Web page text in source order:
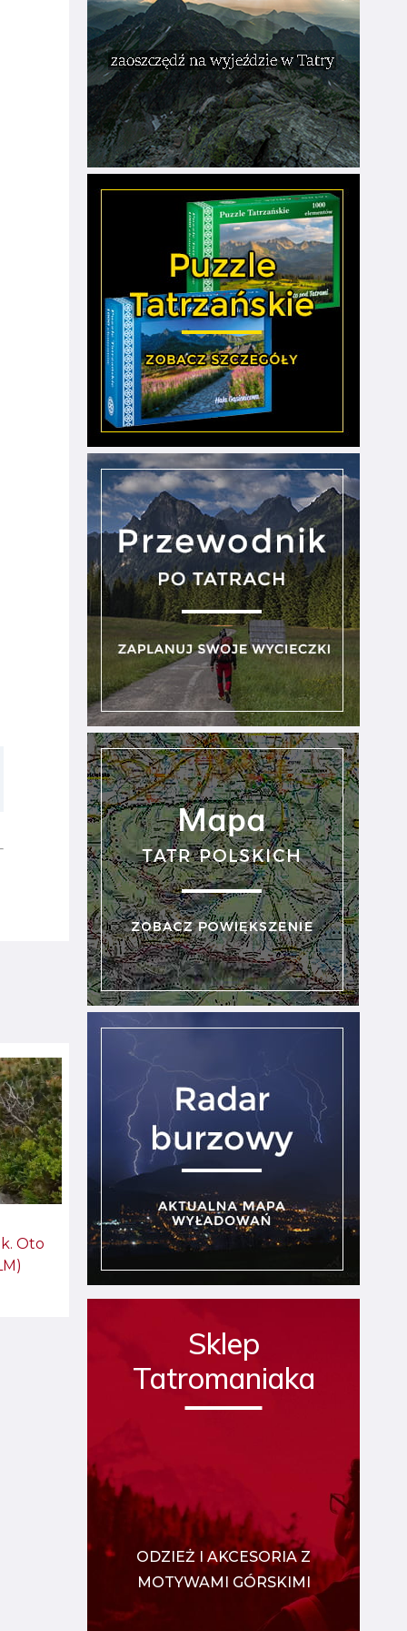
Oto
Sklep
Tatromaniaka
ODZIEŻ I AKCESORIA Z
MOTYWAMI GÓRSKIMI